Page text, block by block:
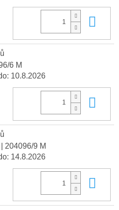
6 M
10.8.2026
| 204096/9 M
14.8.2026